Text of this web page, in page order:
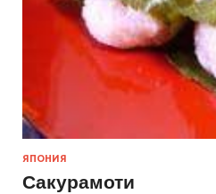
ЯПОНИЯ
Сакурамоти